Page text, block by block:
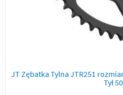
JT Zębatka Tylna JTR251
Tył 50